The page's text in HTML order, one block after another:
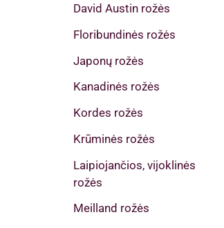
David Austin rožės
Floribundinės rožės
Japonų rožės
Kanadinės rožės
Kordes rožės
Krūminės rožės
Laipiojančios, vijoklinės
rožės
Meilland rožės